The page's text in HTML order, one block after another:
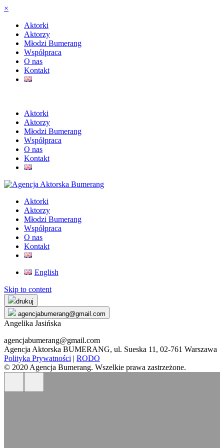
×
Aktorki
Aktorzy
Młodzi Bumerang
Współpraca
O nas
Kontakt
Aktorki
Aktorzy
Młodzi Bumerang
Współpraca
O nas
Kontakt
Aktorki
Aktorzy
Młodzi Bumerang
Współpraca
O nas
Kontakt
English
Skip to content
drukuj
agencjabumerang@gmail.com
Angelika Jasińska
agencjabumerang@gmail.com
Agencja Aktorska BUMERANG, ul. Sueska 11, 02-761 Warszawa
Polityka Prywatności | RODO
© 2020 Agencja Bumerang. Wszelkie prawa zastrzeżone.